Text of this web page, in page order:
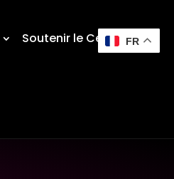
Soutenir le Centre FR